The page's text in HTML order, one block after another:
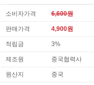
소비자가격 6,600원
판매가격 4,900원
적립금 3%
제조원 중국협력사
원산지 중국